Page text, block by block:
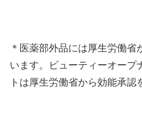
＊医薬部外品には厚生労働
います。ビューティーオープ
トは厚生労働省から効能承認